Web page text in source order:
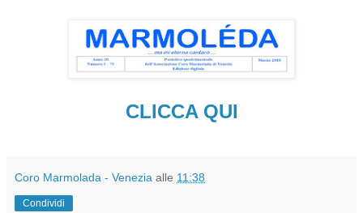
CLICCA QUI
Coro Marmolada - Venezia alle 11:38
Condividi